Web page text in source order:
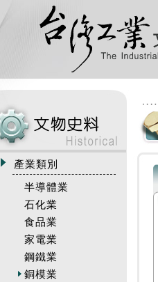
產業類別
半導體業
石化業
食品業
家電業
鋼鐵業
銅模業